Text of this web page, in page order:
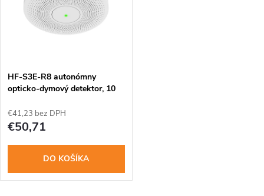
o
v
o
v
HF-S3E-R8 autonómny
opticko-dymový detektor, 10
€41,23 bez DPH
€50,71
DO KOŠÍKA